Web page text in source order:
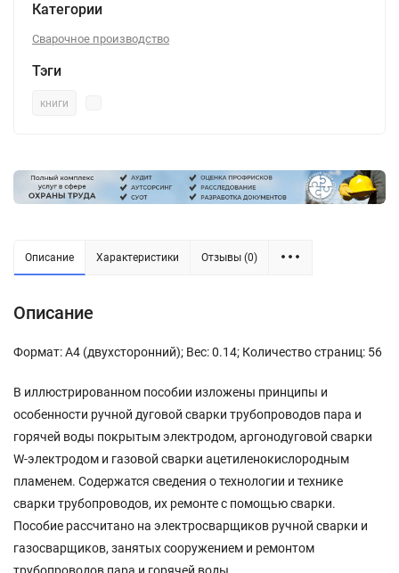
Категории
Сварочное производство
Тэги
книги
Описание Характеристики Отзывы (0)
Описание
Формат: А4 (двухсторонний); Вес: 0.14; Количество страниц: 56
В иллюстрированном пособии изложены принципы и
особенности ручной дуговой сварки трубопроводов пара и
горячей воды покрытым электродом, аргонодуговой сварки
W-электродом и газовой сварки ацетиленокислородным
пламенем. Содержатся сведения о технологии и технике
сварки трубопроводов, их ремонте с помощью сварки.
Пособие рассчитано на электросварщиков ручной сварки и
газосварщиков, занятых сооружением и ремонтом
трубопроводов пара и горячей воды.